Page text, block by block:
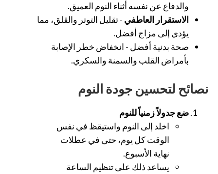
والدفاع عن نفسه أثناء النوم العميق.
الاستقرار العاطفي - تقليل التوتر والقلق، مما
يؤدي إلى مزاج أفضل.
صحة بدنية أفضل - انخفاض خطر الإصابة
بأمراض القلب والسمنة والسكري.
نصائح لتحسين جودة النوم
ضع جدولاً زمنياً للنوم
اخلد إلى النوم واستيقظ في نفس
الوقت كل يوم، حتى في عطلات
نهاية الأسبوع.
يساعد ذلك على تنظيم الساعة